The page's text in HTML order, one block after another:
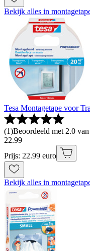
Bekijk alles in
Tesa Montagetape voor
(1)Beoordeeld met 2.0
22.99
Prijs: 22.99 euro
Bekijk alles in